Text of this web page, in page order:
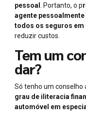
pessoal
. Portanto, o p
agente
todos os seguros em
reduzir custos.
Tem um
dar?
Só tenho um conselho
grau de iliteracia
automóvel em